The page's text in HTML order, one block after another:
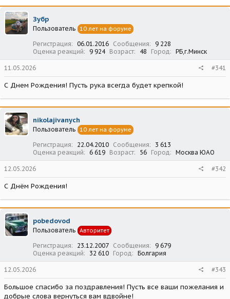
о
р
т
е
а
ч
л
а
Зубр
Пользователь 10 лет на форуме
Регистрация 06.01.2016 Сообщения
9 228
Оценка реакций
9 924 Возраст 48 Город РБ,г.Минск
11.05.2026 #341
С Днем Рождения! Пусть рука всегда будет крепкой!
nikolajivanych
Пользователь 10 лет на форуме
Регистрация 22.04.2010 Сообщения
3 613
Оценка реакций
6 619 Возраст 56 Город Москва ЮАО
12.05.2026 #342
С Днём Рождения!
pobedovod
Пользователь Авторитет
Регистрация 23.12.2007 Сообщения
9 679
Оценка реакций
32 610 Город Болгария
12.05.2026 #343
Большое спасибо за поздравления! Пусть все ваши пожелания и
добрые слова вернуться вам вдвойне!